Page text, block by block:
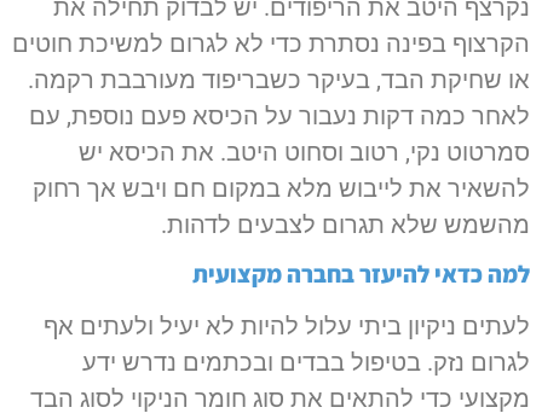
נקרצף היטב את הריפודים. יש לבדוק תחילה את
הקרצוף בפינה נסתרת כדי לא לגרום למשיכת חוטים
או שחיקת הבד, בעיקר כשבריפוד מעורבבת רקמה.
לאחר כמה דקות נעבור על הכיסא פעם נוספת, עם
סמרטוט נקי, רטוב וסחוט היטב. את הכיסא יש
להשאיר את לייבוש מלא במקום חם ויבש אך רחוק
מהשמש שלא תגרום לצבעים לדהות.
למה כדאי להיעזר בחברה מקצועית
לעתים ניקיון ביתי עלול להיות לא יעיל ולעתים אף
לגרום נזק. בטיפול בבדים ובכתמים נדרש ידע
מקצועי כדי להתאים את סוג חומר הניקוי לסוג הבד